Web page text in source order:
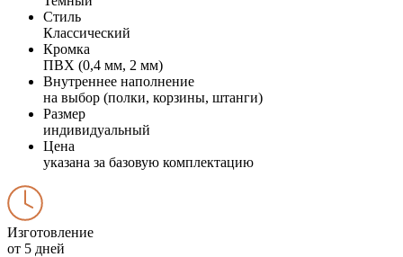
Стиль
Классический
Кромка
ПВХ (0,4 мм, 2 мм)
Внутреннее наполнение
на выбор (полки, корзины, штанги)
Размер
индивидуальный
Цена
указана за базовую комплектацию
Изготовление
от 5 дней